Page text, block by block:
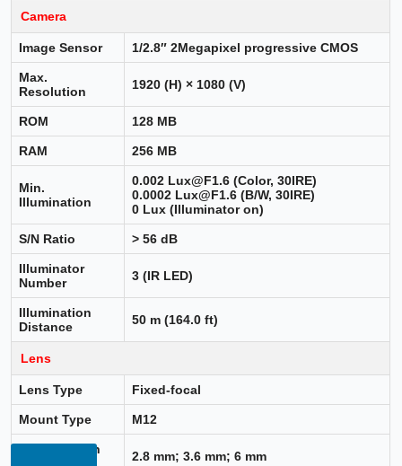
Camera
Image Sensor 1/2.8″ 2Megapixel progressive CMOS
Max.
Resolution
1920 (H) × 1080 (V)
ROM 128 MB
RAM 256 MB
Min.
Illumination
0.002 Lux@F1.6 (Color, 30IRE)
0.0002 Lux@F1.6 (B/W, 30IRE)
0 Lux (Illuminator on)
S/N Ratio > 56 dB
Illuminator
Number
3 (IR LED)
Illumination
Distance
50 m (164.0 ft)
Lens
Lens Type Fixed-focal
Mount Type M12
Focal Length
2.8 mm; 3.6 mm; 6 mm